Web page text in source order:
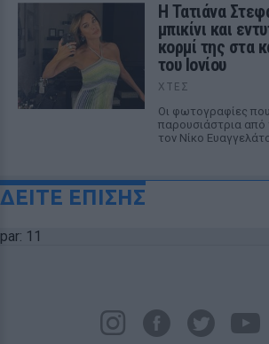
Η Τατιάνα
μπικίνι και
κορμί της στα
του Ιονίου
ΧΤΕΣ
Οι φωτογραφίες
παρουσιάστρια από
τον Νίκο
ΔΕΙΤΕ ΕΠΙΣΗΣ
par: 11